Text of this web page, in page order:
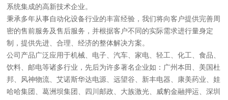
系统集成的高新技术企业。
秉承多年从事自动化设备行业的丰富经验，我们将向客户提供完善周
密的售前服务及售后服务，并根据客户不同的实际需求进行量身定
制，提供先进、合理、经济的整体解决方案。
公司产品广泛应用于机械、电子、汽车、家电、轻工、化工、食品、
饮料、邮电等诸多行业，先后为许多著名企业如：广州本田、美国杜
邦、风神物流、艾诺斯华达电源、远望谷、新丰电器、康美药业、娃
哈哈集团、葛洲坝集团、四川邮政、大族激光、威豹金融押运、深圳